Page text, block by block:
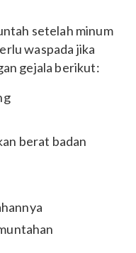
setelah minum
waspada jika
gejala berikut:
berat badan